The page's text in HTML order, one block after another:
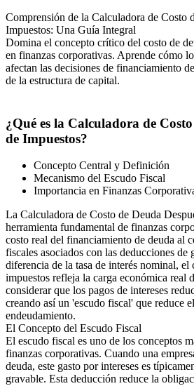
Comprensión de la Calculadora de Costo
Impuestos: Una Guía Integral
Domina el concepto crítico del costo de
en finanzas corporativas. Aprende cómo
afectan las decisiones de financiamiento
de la estructura de capital.
¿Qué es la Calculadora de
de Impuestos?
Concepto Central y Definición
Mecanismo del Escudo Fiscal
Importancia en Finanzas
La Calculadora de Costo de Deuda
herramienta fundamental de finanzas
costo real del financiamiento de deuda al
fiscales asociados con las deducciones de
diferencia de la tasa de interés nominal, el
impuestos refleja la carga económica real
considerar que los pagos de intereses
creando así un 'escudo fiscal' que reduce
endeudamiento.
El Concepto del Escudo Fiscal
El escudo fiscal es uno de los conceptos
finanzas corporativas. Cuando una
deuda, este gasto por intereses es
gravable. Esta deducción reduce la